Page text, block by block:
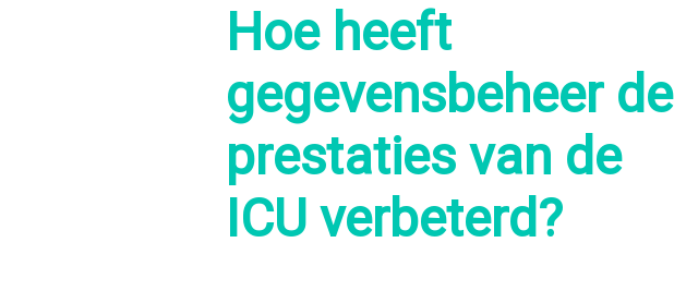
Hoe heeft
gegevensbeheer de
prestaties van de
ICU verbeterd?